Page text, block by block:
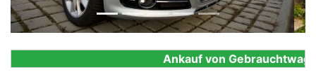
Ankauf von